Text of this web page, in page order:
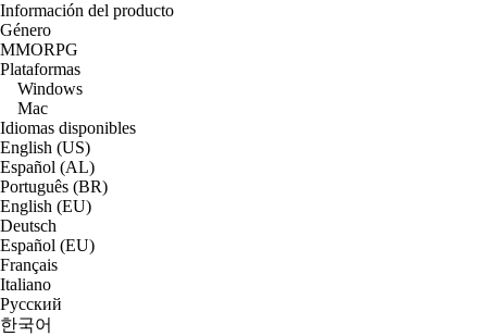
Información del producto
Género
MMORPG
Plataformas
Windows
Mac
Idiomas disponibles
English (US)
Español (AL)
Português (BR)
English (EU)
Deutsch
Español (EU)
Français
Italiano
Русский
한국어